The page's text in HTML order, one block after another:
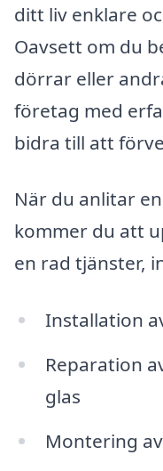
ditt liv enklare
Oavsett om du
dörrar eller
företag med
bidra till att
När du anlitar en
kommer du att
en rad tjänster,
Installation
Reparation
glas
Montering